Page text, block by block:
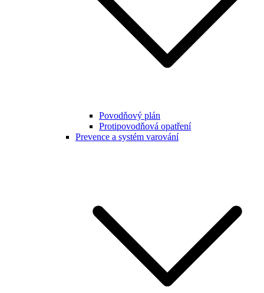
Povodňový plán
Protipovodňová opatření
Prevence a systém varování